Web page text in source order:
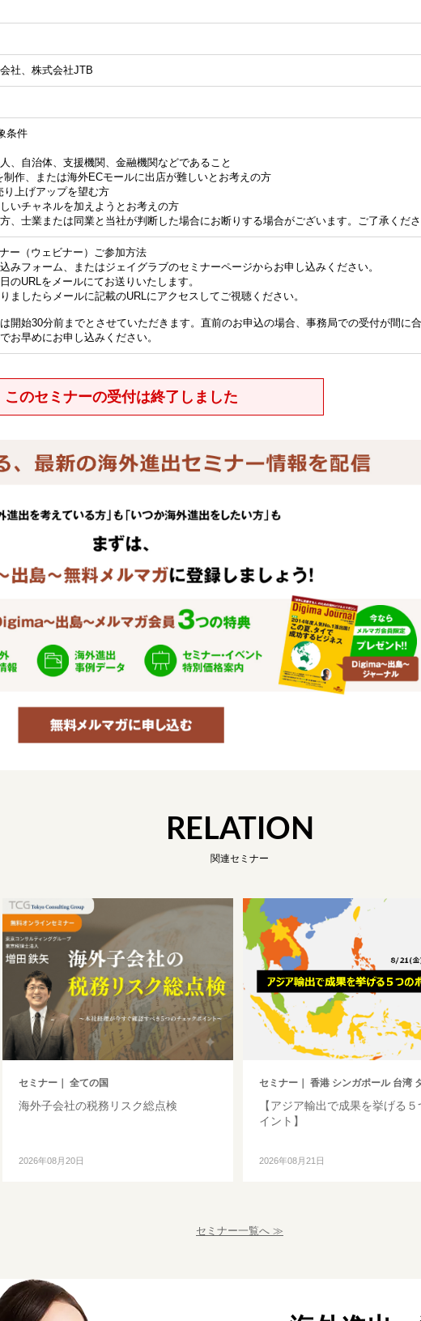
社、株式会社JTB
条件
、自治体、支援機関、金融機関などであること
制作、または海外ECモールに出店が難しいとお考えの方
り上げアップを望む方
いチャネルを加えようとお考えの方
、士業または同業と当社が判断した場合にお断りする場合がございます。ご了承くださ
ー（ウェビナー）ご参加方法
みフォーム、またはジェイグラブのセミナーページからお申し込みください。
のURLをメールにてお送りいたします。
ましたらメールに記載のURLにアクセスしてご視聴ください。
開始30分前までとさせていただきます。直前のお申込の場合、事務局での受付が間に
お早めにお申し込みください。
このセミナーの受付は終了しました
RELATION
関連セミナー
セミナー｜ 全ての国
海外子会社の税務リスク総点検
2026年08月20日
セミナー｜ 香港 シンガポール 台湾 タイ マ
【アジア輸出で成果を挙げる５
イント】
2026年08月21日
セミナー一覧へ ≫